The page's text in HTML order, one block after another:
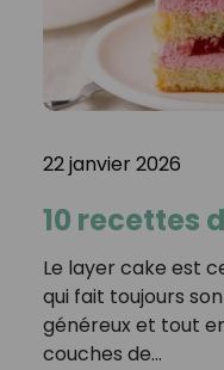
22 janvier 2026
10 recettes
Le layer cake est
qui fait toujours
généreux et tout
couches de…